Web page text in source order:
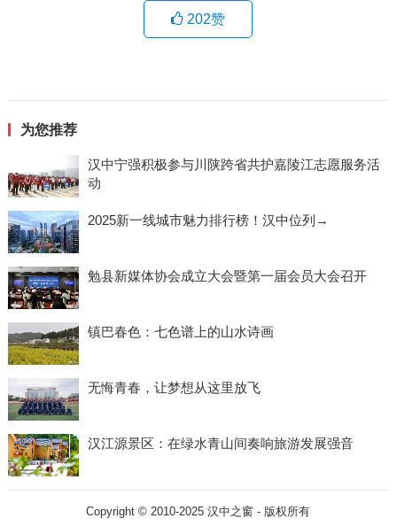
202赞
为您推荐
汉中宁强积极参与川陕跨省共护嘉陵江志愿服务活
动
2025新一线城市魅力排行榜！汉中位列→
勉县新媒体协会成立大会暨第一届会员大会召开
镇巴春色：七色谱上的山水诗画
无悔青春，让梦想从这里放飞
汉江源景区：在绿水青山间奏响旅游发展强音
Copyright © 2010-2025汉中之窗 - 版权所有